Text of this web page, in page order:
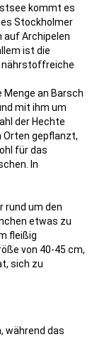
kommt es
Stockholmer
auf Archipelen
ist die
nährstoffreiche
Menge an Barsch
mit ihm um
der Hechte
Orten gepflanzt,
für das
In
rund um den
etwas zu
fleißig
von 40-45 cm,
sich zu
während das